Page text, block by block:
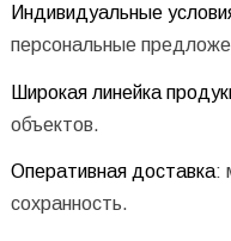
Индивидуальные
персональные
Широкая линейка
объектов.
Оперативная доставка:
сохранность.